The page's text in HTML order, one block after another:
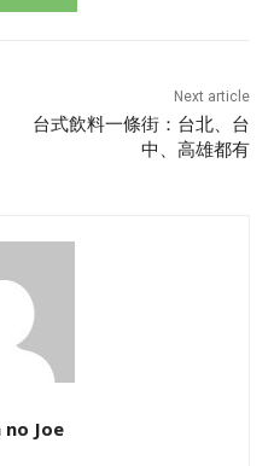
Next article
台式飲料一條街：台北、台
中、高雄都有
Joe